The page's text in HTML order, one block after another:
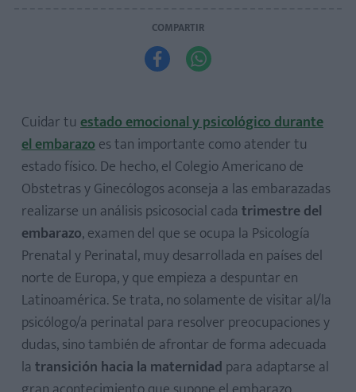
COMPARTIR
 
Cuidar tu estado emocional y psicológico durante
el embarazoes tan importante como atender tu
estado físico. De hecho, el Colegio Americano de
Obstetras y Ginecólogos aconseja a las embarazadas
realizarse un análisis psicosocial cada trimestre del
embarazo, examen del que se ocupa la Psicología
Prenatal y Perinatal, muy desarrollada en países del
norte de Europa, y que empieza a despuntar en
Latinoamérica. Se trata, no solamente de visitar al/la
psicólogo/a perinatal para resolver preocupaciones y
dudas, sino también de afrontar de forma adecuada
la transición hacia la maternidad para adaptarse al